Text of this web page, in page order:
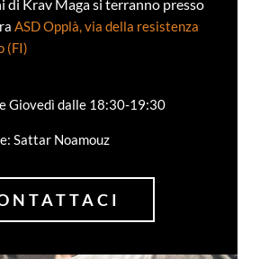
di Krav Maga si terranno presso
ASD Opplà, via della resistenza
(FI)
Giovedì dalle 18:30-19:30
Sattar Noamouz